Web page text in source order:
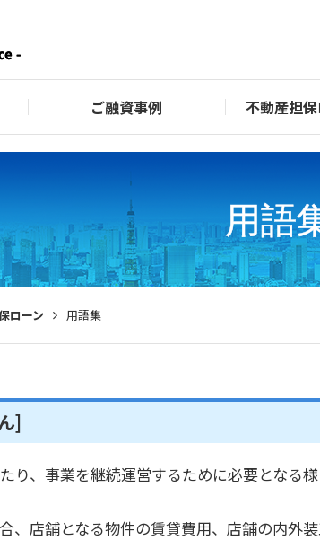
ご融資事例 不動産担
用語
ローン 用語集
]
り、事業を継続運営するために必要となる
、店舗となる物件の賃貸費用、店舗の内外